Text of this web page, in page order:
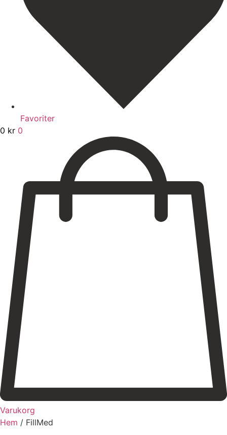
Favoriter
0 kr 0
Varukorg
Hem / FillMed